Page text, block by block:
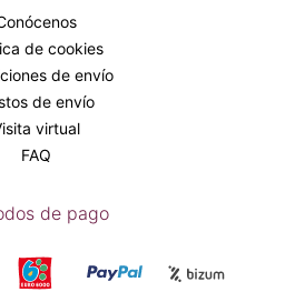
de cookies
de envío
de envío
virtual
FAQ
de pago